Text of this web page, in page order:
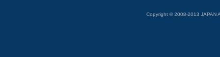
Copyright © 2008-2013 JAPAN